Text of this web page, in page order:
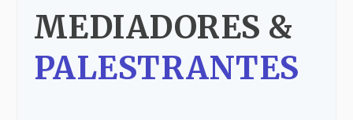
MEDIADORES &
PALESTRANTES